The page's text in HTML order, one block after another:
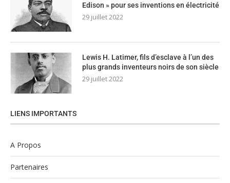
Edison » pour ses inventions en électricité
29 juillet 2022
Lewis H. Latimer, fils d’esclave à l’un des
plus grands inventeurs noirs de son siècle
29 juillet 2022
LIENS IMPORTANTS
A Propos
Partenaires